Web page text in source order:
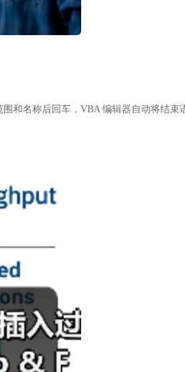
和名称后回车，VBA 编辑器自动将结束